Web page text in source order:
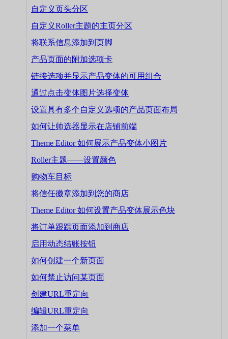
自定义页头分区
自定义Roller主题的主页分区
将联系信息添加到页脚
产品页面的附加选项卡
链接选项并显示产品变体的可用组合
通过点击变体图片选择变体
设置具有多个自定义选项的产品页面布局
如何让帅选器显示在店铺前端
Theme Editor 如何展示产品变体小图片
Roller主题——设置颜色
购物车目标
将信任徽章添加到您的商店
Theme Editor 如何设置产品变体展示色块
将订单跟踪页面添加到商店
启用动态结账按钮
如何创建一个新页面
如何禁止访问某页面
创建URL重定向
编辑URL重定向
添加一个菜单